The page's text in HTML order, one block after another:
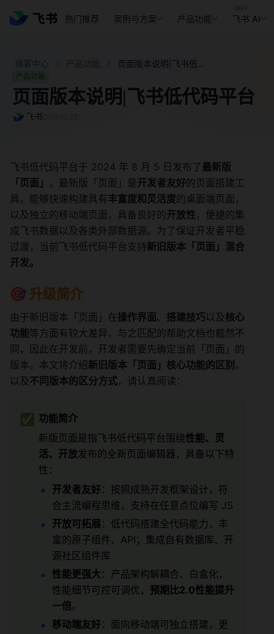
热门推荐 案例与方案 产品功能 飞书 AI
产品功能
页面版本说明|飞书低代码平台
飞书
飞书低代码平台于 2024 年 8 月 5 日发布了最新版
「页面」
，最新版「页面」是开发者友好的页面搭建工
具，能够快速构建具有丰富度和灵活度的桌面端页面，
以及独立的移动端页面，具备良好的开放性 ，便捷的集
成飞书数据以及各类外部数据源。为了保证开发者平稳
过渡，当前飞书低代码平台支持新旧版本「页面」混合
开发。
🎯 升级简介
由于新旧版本「页面」在操作界面、 搭建技巧以及核心
功能等方面有较大差异，与之匹配的帮助文档也截然不
同，因此在开发前，开发者需要先确定当前「页面」的
版本。本文将介绍新旧版本「页面」核心功能的区别 ，
以及不同版本的区分方式，请认真阅读 ：
✅ 功能简介
新版页面是指飞书低代码平台围绕性能、灵
活、开放发布的全新页面编辑器，具备以下特
性：
开发者友好：按照成熟开发框架设计，符
合主流编程思维，支持在任意点位编写 JS
开放可拓展：低代码搭建全代码能力，丰
富的原子组件、API；集成自有数据库、开
源社区组件库
性能更强大：产品架构解耦合、白盒化，
性能细节可控可调优， 预期比2.0性能提升
一倍。
移动端友好：面向移动端可独立搭建，更